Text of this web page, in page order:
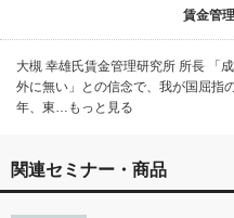
賃金管
大槻 幸雄氏賃金管理研究所 所長 「
外に無い」との信念で、我が国屈指
年、東…もっと見る
関連セミナー・商品